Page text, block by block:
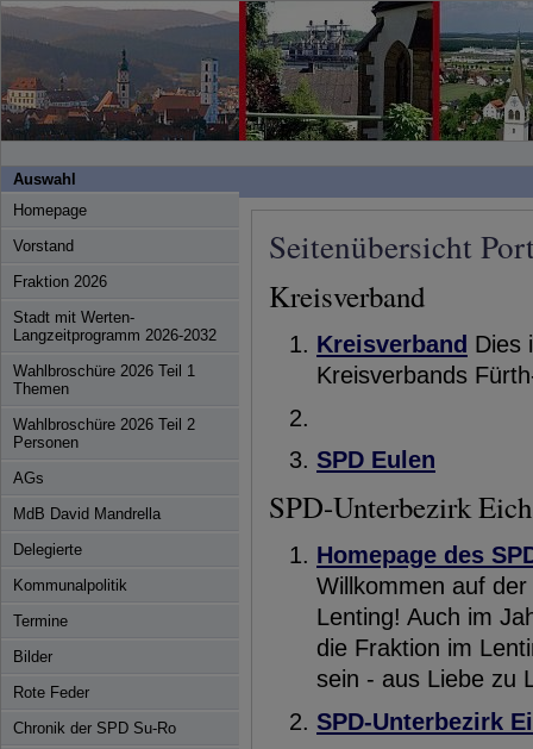
Auswahl
Homepage
Vorstand
Fraktion 2026
Stadt mit Werten-
Langzeitprogramm 2026-2032
Wahlbroschüre 2026 Teil 1
Themen
Wahlbroschüre 2026 Teil 2
Personen
AGs
MdB David Mandrella
Delegierte
Kommunalpolitik
Termine
Bilder
Rote Feder
Chronik der SPD Su-Ro
Seitenübersicht
Kreisverband
Kreisverband Dies
Kreisverbands
SPD Eulen
SPD-Unterbezirk
Homepage des
Willkommen auf
Lenting! Auch im
die Fraktion im
sein - aus Liebe zu
SPD-Unterbezirk